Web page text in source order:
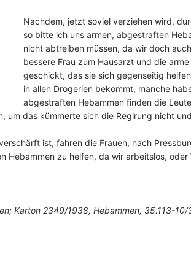
Nachdem, jetzt soviel verziehen wird,
so bitte ich uns armen, abgestraften
nicht abtreiben müssen, da wir doch
bessere Frau zum Hausarzt und die
geschickt, das sie sich gegenseitig
in allen Drogerien bekommt, manche
abgestraften Hebammen finden die
um das kümmerte sich die Regirung nicht
ist, fahren die Frauen, nach
Hebammen zu helfen, da wir arbeitslos,
Karton 2349/1938, Hebammen, 35.113-10/